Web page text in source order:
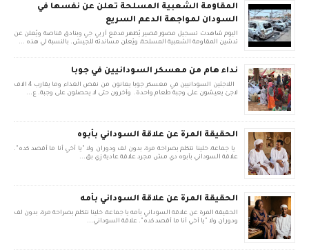
المقاومة الشعبية المسلحة تعلن عن نفسها في
السودان لمواجهة الدعم السريع
اليوم شاهدت تسجيل مصور قصير يُظهر مدفع آر بي جي وبنادق قناصة ويُعلن عن
تدشين المقاومة الشعبية المسلحة، ويُعلن مساندته للجيش. بالنسبة لي هذه ...
نداء هام من معسكر السودانيين في جوبا
اللاجئين السودانيين في معسكر جوبا يعانون من نقص الغذاء وما يقارب 4 الاف
لاجئ يعيشون على وجبة طعام واحدة. وأخرون حتى لا يحصلون على وجبة. ع...
الحقيقة المرة عن علاقة السوداني بأبوه
يا جماعة، خلينا نتكلم بصراحة مرة، بدون لف ودوران ولا "يا أخي أنا ما أقصد كده".
علاقة السوداني بأبوه دي مش مجرد علاقة عادية زي بق...
الحقيقة المرة عن علاقة السوداني بأمه
الحقيقة المرة عن علاقة السوداني بأمه يا جماعة، خلينا نتكلم بصراحة مرة، بدون لف
ودوران ولا "يا أخي أنا ما أقصد كده". علاقة السوداني...